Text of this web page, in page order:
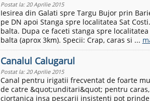
Postat la: 20 Aprilie 2015
Iesirea din Galati spre Targu Bujor prin
pe DN apoi Stanga spre localitatea Sat
balta. Dupa ce faceti stanga spre
balta (aprox 3km). Specii: Crap, caras si ...
Canalul Calugarul
Postat la: 20 Aprilie 2015
Canal pentru irigatii frecventat de foarte
de catre &quot;unditari&quot; pentru
ciortanica insa pescarii insistenti pot